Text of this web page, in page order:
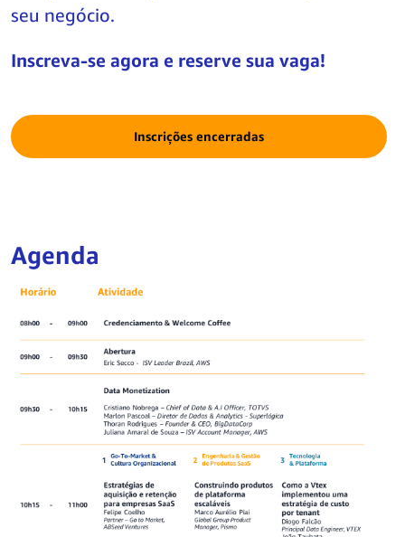
seu negócio.
Inscreva-se agora e reserve sua vaga!
Inscrições encerradas
Agenda